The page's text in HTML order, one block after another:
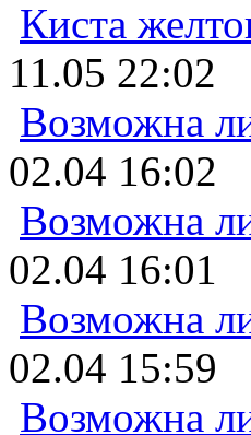
Киста
11.05 22:02
Возможна
02.04 16:02
Возможна
02.04 16:01
Возможна
02.04 15:59
Возможна